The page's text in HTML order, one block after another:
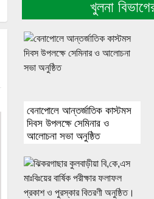
খুলনা
বেনাপোলে আন্তর্জাতিক কাস্টমস
দিবস উপলক্ষে সেমিনার ও
আলোচনা সভা অনুষ্ঠিত